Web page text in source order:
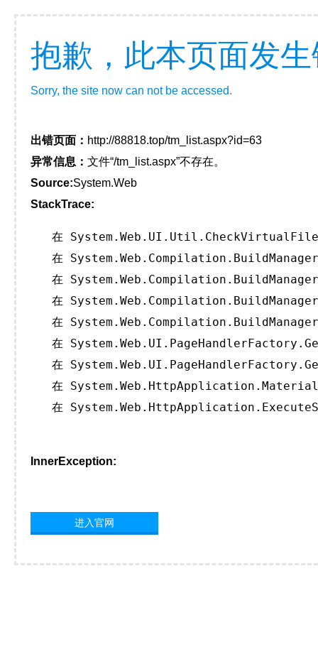
抱歉，此本页面发
Sorry, the site now can not be accessed.
出错页面： http://88818.top/tm_list.aspx?id=63
异常信息： 文件“/tm_list.aspx”不存在。
Source:System.Web
StackTrace:
在
在
在
在
在
在
在
在
在
InnerException:
进入官网